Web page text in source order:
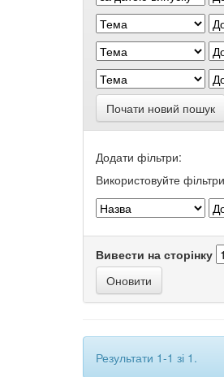
Почати новий пошук
Додати фільтри:
Використовуйте
Вивести на сторінку
Результати 1-1 зі 1.